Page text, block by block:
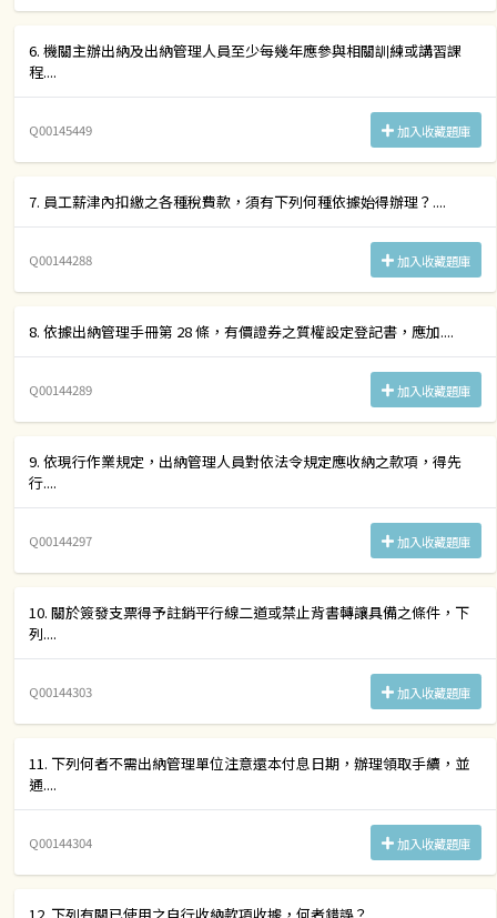
6. 機關主辦出納及出納管理人員至少每幾年應參與相關訓練或講習課
程....
Q00145449 加入收藏題庫
7. 員工薪津內扣繳之各種稅費款，須有下列何種依據始得辦理？....
Q00144288 加入收藏題庫
8. 依據出納管理手冊第 28 條，有價證券之質權設定登記書，應加....
Q00144289 加入收藏題庫
9. 依現行作業規定，出納管理人員對依法令規定應收納之款項，得先
行....
Q00144297 加入收藏題庫
10. 關於簽發支票得予註銷平行線二道或禁止背書轉讓具備之條件，下
列....
Q00144303 加入收藏題庫
11. 下列何者不需出納管理單位注意還本付息日期，辦理領取手續，並
通....
Q00144304 加入收藏題庫